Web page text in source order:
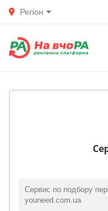
Регіон
Сервис по подбору
youneed.com.ua